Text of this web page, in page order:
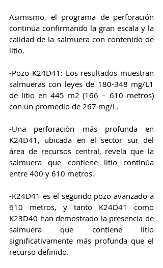
Asimismo, el programa de perforación
continúa confirmando la gran escala y la
calidad de la salmuera con contenido de
litio.
-Pozo K24D41: Los resultados muestran
salmueras con leyes de 180-348 mg/L1
de litio en 445 m2 (166 – 610 metros)
con un promedio de 267 mg/L.
-Una perforación más profunda en
K24D41, ubicada en el sector sur del
área de recursos central, revela que la
salmuera que contiene litio continúa
entre 400 y 610 metros.
-K24D41 es el segundo pozo avanzado a
610 metros, y tanto K24D41 como
K23D40 han demostrado la presencia de
salmuera que contiene litio
significativamente más profunda que el
recurso definido.